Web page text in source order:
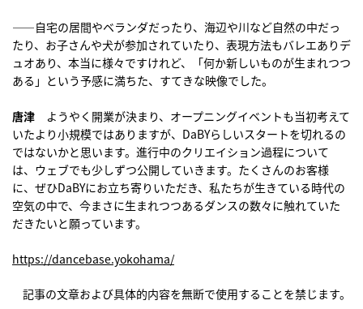
――自宅の居間やベランダだったり、海辺や川など自然の中だっ
たり、お子さんや犬が参加されていたり、表現方法もバレエありデ
ュオあり、本当に様々ですけれど、「何か新しいものが生まれつつ
ある」という予感に満ちた、すてきな映像でした。
唐津 ようやく開業が決まり、オープニングイベントも当初考えて
いたより小規模ではありますが、DaBYらしいスタートを切れるの
ではないかと思います。進行中のクリエイション過程について
は、ウェブでも少しずつ公開していきます。たくさんのお客様
に、ぜひDaBYにお立ち寄りいただき、私たちが生きている時代の
空気の中で、今まさに生まれつつあるダンスの数々に触れていた
だきたいと願っています。
https://dancebase.yokohama/
記事の文章および具体的内容を無断で使用することを禁じます。